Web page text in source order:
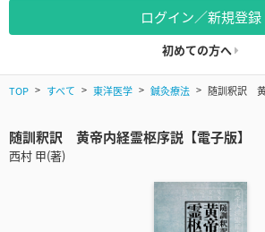
ログイン／新規登録
初めての方へ
TOP すべて 東洋医学 鍼灸療法 随訓釈訳
随訓釈訳 黄帝内経霊枢序説【電子版】
西村 甲(著)